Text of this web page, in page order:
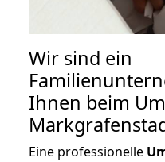
Wir sind ein
Ihnen beim
Eine professionelle